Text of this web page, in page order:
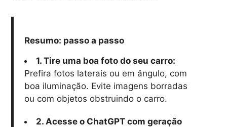
Resumo: passo a passo
1. Tire uma boa foto do seu carro:
Prefira fotos laterais ou em ângulo, com
boa iluminação. Evite imagens borradas
ou com objetos obstruindo o carro.
2. Acesse o ChatGPT com geração